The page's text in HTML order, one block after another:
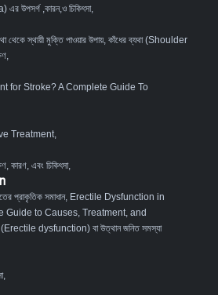
এর উপসর্গ ,কারন,ও চিকিৎসা,
থেকে স্থায়ী মুক্তি পাওয়ার উপায়, কাঁধের ব্যথা (Shoulder
,
for Stroke? A Complete Guide To
Treatment,
কারণ, এবং চিকিৎসা,
প্রাকৃতিক সমাধান, Erectile Dysfunction in
Guide to Causes, Treatment, and
(Erectile dysfunction) বা উত্থান জনিত সমস্যা
,